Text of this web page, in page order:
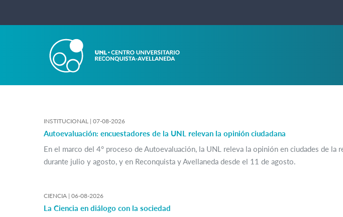
INSTITUCIONAL | 07-08-2026
Autoevaluación: encuestadores de la UNL relevan la opinión ciudadana
En el marco del 4° proceso de Autoevaluación, la UNL releva la opinión en ciudades de
durante julio y agosto, y en Reconquista y Avellaneda desde el 11 de agosto.
CIENCIA | 06-08-2026
La Ciencia en diálogo con la sociedad